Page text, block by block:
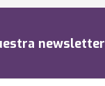
newsletter